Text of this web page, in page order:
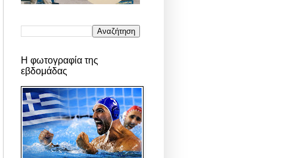
Η φωτογραφία της
εβδομάδας